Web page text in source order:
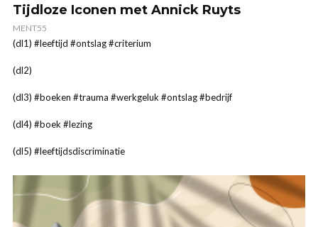
Tijdloze Iconen met Annick Ruyts
MENT55
(dl1) #leeftijd #ontslag #criterium
(dl2)
(dl3) #boeken #trauma #werkgeluk #ontslag #bedrijf
(dl4) #boek #lezing
(dl5) #leeftijdsdiscriminatie